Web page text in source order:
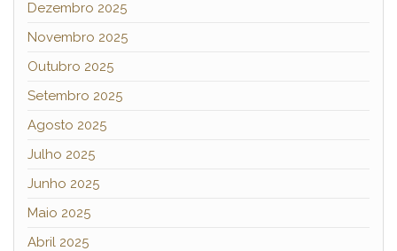
Dezembro 2025
Novembro 2025
Outubro 2025
Setembro 2025
Agosto 2025
Julho 2025
Junho 2025
Maio 2025
Abril 2025